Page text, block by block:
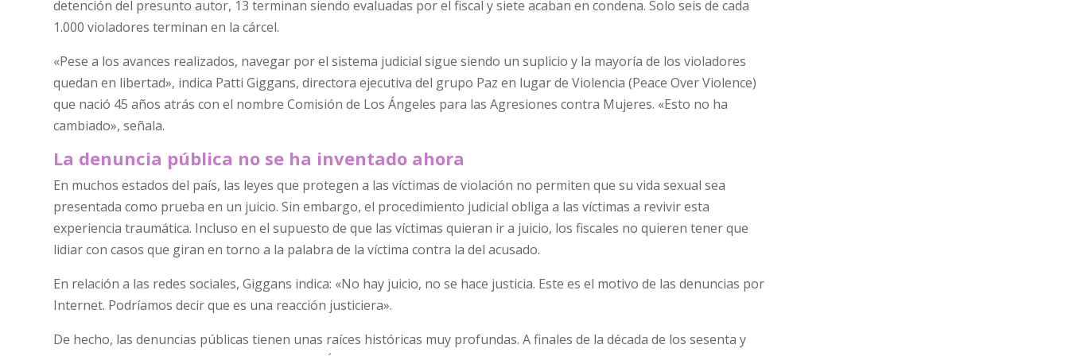
detención del presunto autor, 13 terminan siendo evaluadas por el fiscal y siete acaban en condena. Solo seis de cada
1.000 violadores terminan en la cárcel.
«Pese a los avances realizados, navegar por el sistema judicial sigue siendo un suplicio y la mayoría de los violadores
quedan en libertad», indica Patti Giggans, directora ejecutiva del grupo Paz en lugar de Violencia (Peace Over Violence)
que nació 45 años atrás con el nombre Comisión de Los Ángeles para las Agresiones contra Mujeres. «Esto no ha
cambiado», señala.
La denuncia pública no se ha inventado ahora
En muchos estados del país, las leyes que protegen a las víctimas de violación no permiten que su vida sexual sea
presentada como prueba en un juicio. Sin embargo, el procedimiento judicial obliga a las víctimas a revivir esta
experiencia traumática. Incluso en el supuesto de que las víctimas quieran ir a juicio, los fiscales no quieren tener que
lidiar con casos que giran en torno a la palabra de la víctima contra la del acusado.
En relación a las redes sociales, Giggans indica: «No hay juicio, no se hace justicia. Este es el motivo de las denuncias por
Internet. Podríamos decir que es una reacción justiciera».
De hecho, las denuncias públicas tienen unas raíces históricas muy profundas. A finales de la década de los sesenta y